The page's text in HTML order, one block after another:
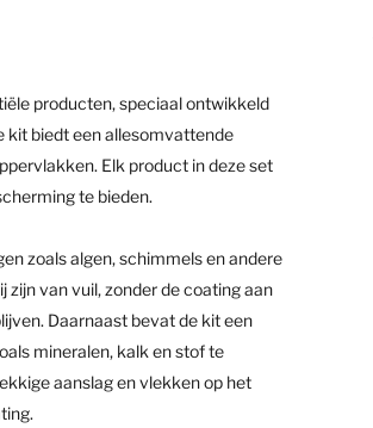
producten, speciaal ontwikkeld
kit biedt een allesomvattende
Elk product in deze set
te bieden.
zoals algen, schimmels en andere
van vuil, zonder de coating aan
Daarnaast bevat de kit een
mineralen, kalk en stof te
aanslag en vlekken op het